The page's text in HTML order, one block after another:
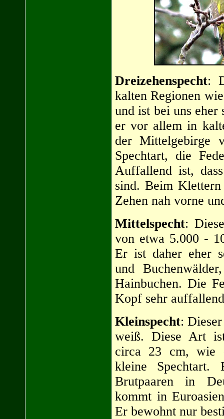
Dreizehenspecht:
kalten Regionen
und ist bei uns
er vor allem in
der Mittelgebirge
Spechtart, die
Auffallend ist,
sind. Beim
Zehen nah vorne
Mittelspecht:
von etwa 5.000 -
Er ist daher eher
und
Hainbuchen. Die
Kopf sehr
Kleinspecht:
weiß. Diese Art
circa 23 cm, wie
kleine
Brutpaaren in
kommt in
Er bewohnt nur